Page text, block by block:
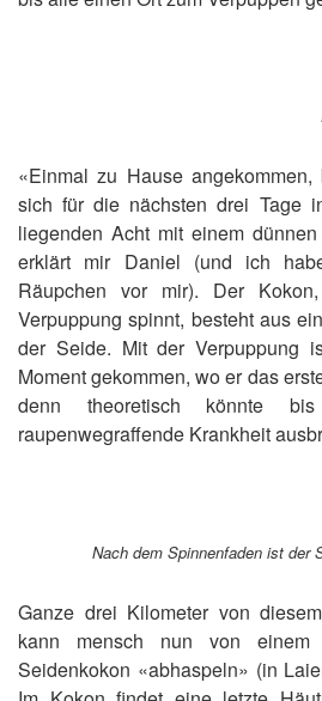
«Einmal zu Hause
sich für die nächsten drei Tage
liegenden Acht mit einem
erklärt mir Daniel (und ich
Räupchen vor mir). Der
Verpuppung spinnt, besteht aus
der Seide. Mit der Verpuppung
Moment gekommen, wo er das
denn theoretisch könnte
raupenwegraffende Krankheit
Nach dem Spinnenfaden ist der
Ganze drei Kilometer von
kann mensch nun von
Seidenkokon «abhaspeln» (in